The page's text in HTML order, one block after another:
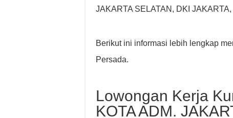
JAKARTA SELATAN, DKI
Berikut ini informasi lebih lengkap
Persada.
Lowongan Kerja
KOTA ADM.